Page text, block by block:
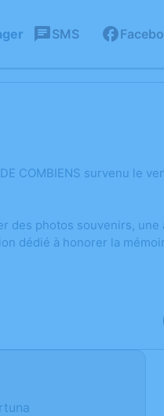
SMS
COMBIENS survenu le
des photos souvenirs,
dédié à honorer la